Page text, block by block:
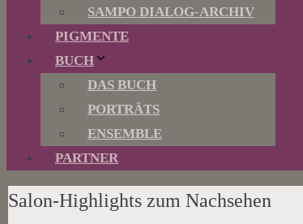
SAMPO DIALOG-ARCHIV
PIGMENTE
BUCH
DAS BUCH
PORTRÄTS
ENSEMBLE
PARTNER
Salon-Highlights zum Nachsehen